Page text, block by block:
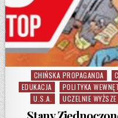
Posted in
CHIŃSKA PROPAGANDA
EDUKACJA
POLITYKA
U.S.A.
UCZELNIE WYŻSZE